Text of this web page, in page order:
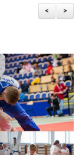
>
<